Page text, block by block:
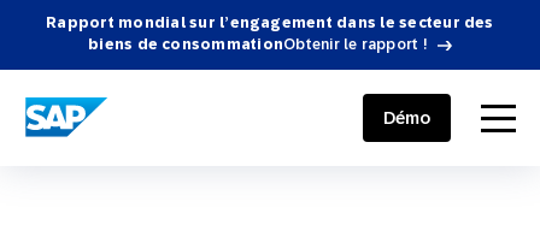
Rapport mondial sur l’engagement dans le secteur des
biens de consommationObtenir le rapport !
SAP ENGAGEMENT CLOUD menu
Démo